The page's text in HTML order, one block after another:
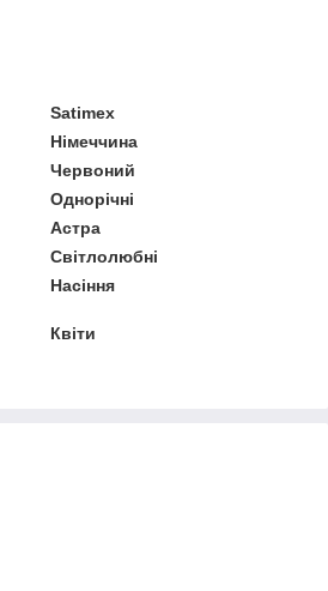
Satimex
Німеччина
Червоний
Однорічні
Астра
Світлолюбні
Насіння
Квіти